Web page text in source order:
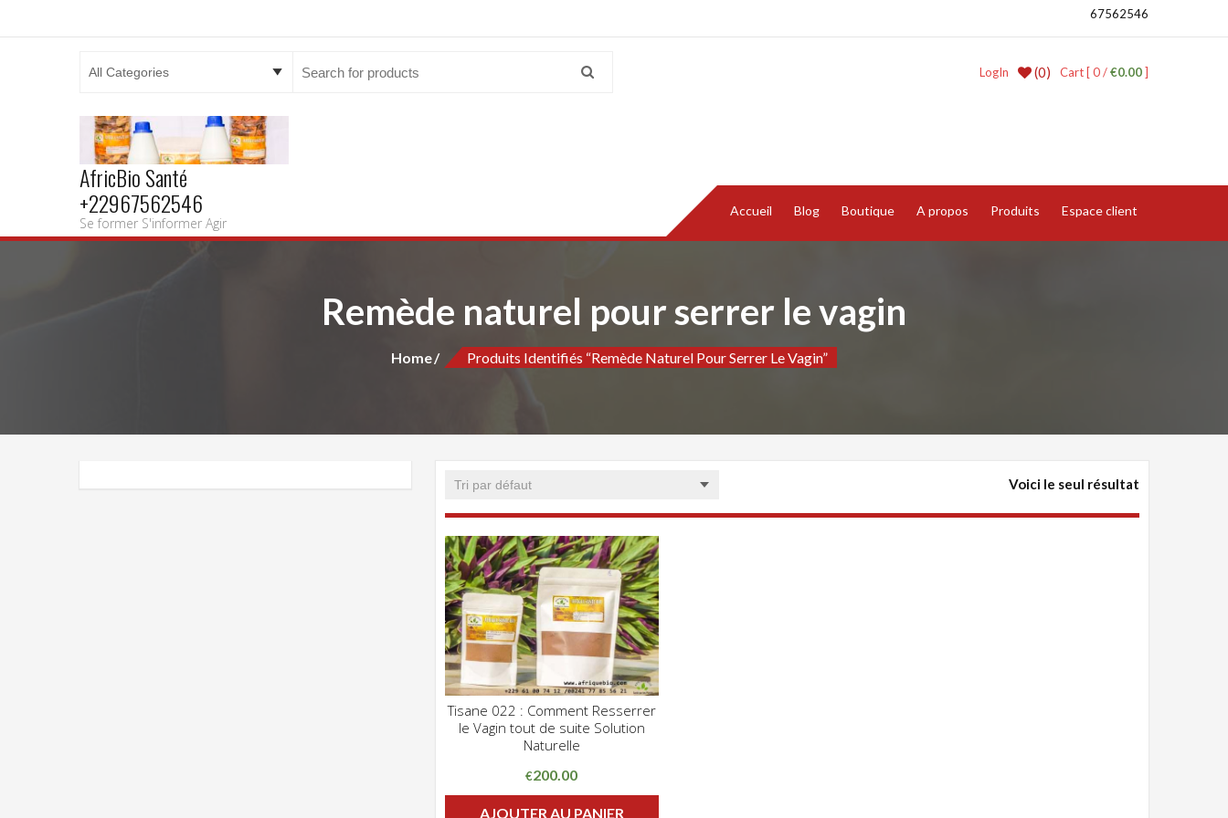
67562546
Cart [ 0 /€0.00]
(0)
LogIn
AfricBio Santé
+22967562546
Se former S'informer Agir
Accueil Blog Boutique A propos Produits Espace client
Remède naturel pour serrer le vagin
Home Produits Identifiés “Remède Naturel Pour Serrer Le Vagin”
Voici le seul résultat
CLIQUEZ POUR VOIR
ADD WISHLIST
Tisane 022 : Comment Resserrer
le Vagin tout de suite Solution
Naturelle
€200.00
AJOUTER AU PANIER